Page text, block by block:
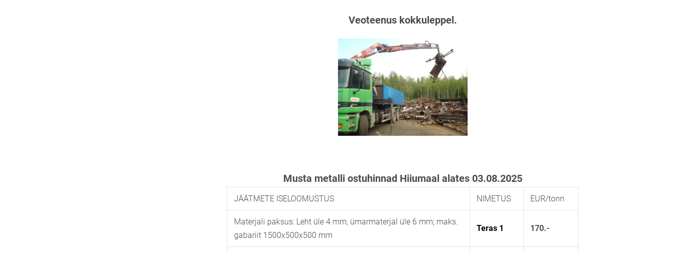
Veoteenus kokkuleppel.
Musta metalli ostuhinnad Hiiumaal alates 03.08.2025
JÄÄTMETE ISELOOMUSTUS NIMETUS EUR/tonn
Materjali paksus: Leht üle 4 mm; ümarmaterjal üle 6 mm; maks.
gabariit 1500x500x500 mm
Teras 1 170.-